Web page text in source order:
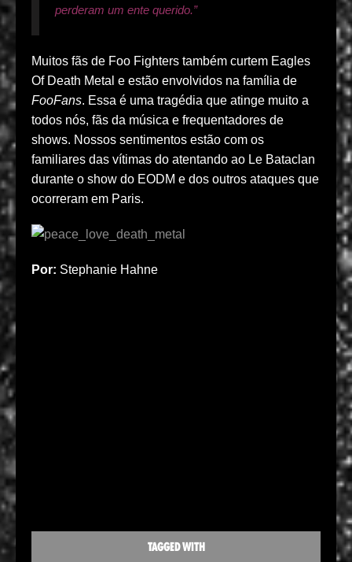
perderam um ente querido.”
Muitos fãs de Foo Fighters também curtem Eagles
Of Death Metal e estão envolvidos na família de
FooFans. Essa é uma tragédia que atinge muito a
todos nós, fãs da música e frequentadores de
shows. Nossos sentimentos estão com os
familiares das vítimas do atentando ao Le Bataclan
durante o show do EODM e dos outros ataques que
ocorreram em Paris.
Por: Stephanie Hahne
TAGGED WITH